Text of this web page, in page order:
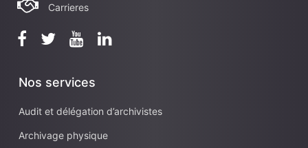
Carrieres
Nos services
Audit et délégation d’archivistes
Archivage physique